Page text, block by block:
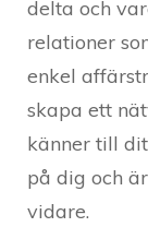
delta och
relationer
enkel
skapa ett
känner till
på dig och
vidare.